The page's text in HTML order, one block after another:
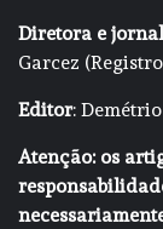
Diretora e
Garcez
Editor:
Atenção: os